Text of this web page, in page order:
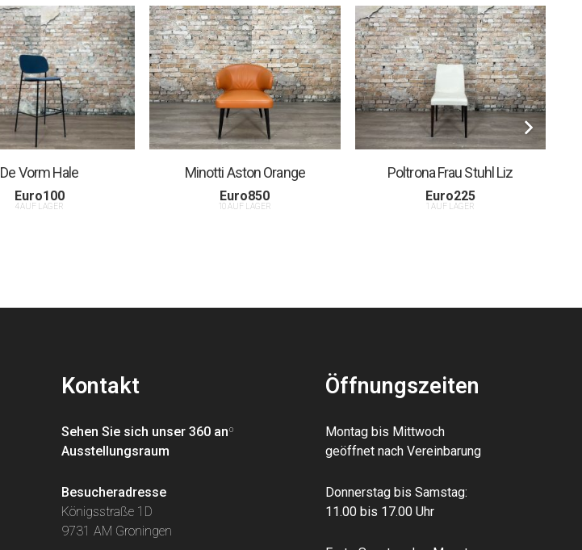
De Vorm Hale
Euro100
4 AUF LAGER
Minotti Aston Orange
Euro850
10 AUF LAGER
Poltrona Frau Stuhl Liz
Euro225
1 AUF LAGER
Kontakt
Sehen Sie sich unser 360 anº
Ausstellungsraum
Besucheradresse
Königsstraße 1D
9731 AM Groningen
Öffnungszeiten
Montag bis Mittwoch
geöffnet nach Vereinbarung
Donnerstag bis Samstag:
11.00 bis 17.00 Uhr